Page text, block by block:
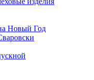
Новый Год